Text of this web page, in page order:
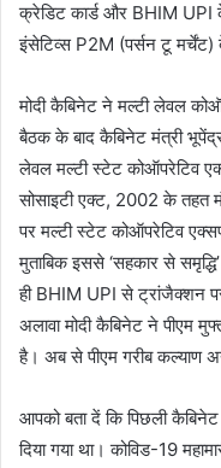
क्रेडिट कार्ड और BHIM UPI
इंसेटिव्स P2M (पर्सन टू मर्चेंट)
मोदी कैबिनेट ने मल्टी लेवल
बैठक के बाद कैबिनेट मंत्री
लेवल मल्टी स्टेट कोऑपरेटिव
सोसाइटी एक्ट, 2002 के तहत
पर मल्टी स्टेट कोऑपरेटिव
मुताबिक इससे ‘सहकार से
ही BHIM UPI से ट्रांजैक्शन
अलावा मोदी कैबिनेट ने पीएम
है। अब से पीएम गरीब कल्याण
आपको बता दें कि पिछली
दिया गया था। कोविड-19